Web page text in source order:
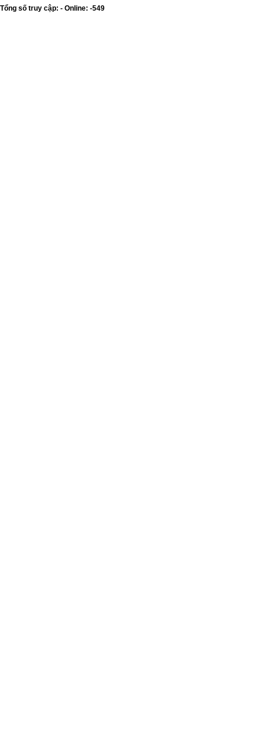
Tổng số truy cập: - Online: -549